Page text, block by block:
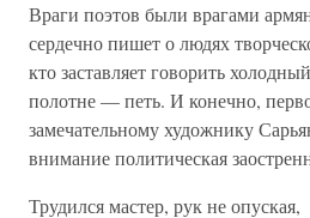
Враги поэтов были врагами
сердечно пишет о людях
кто заставляет говорить
полотне — петь. И конечно,
замечательному художнику
внимание политическая
Трудился мастер, рук не опуская,